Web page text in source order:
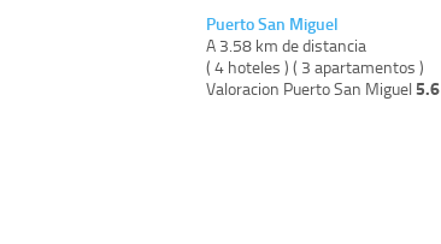
Puerto San Miguel
A 3.58 km de distancia
( 4 hoteles ) ( 3 apartamentos )
Valoracion Puerto San Miguel5.6